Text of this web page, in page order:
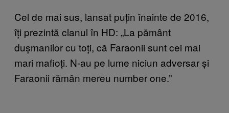
Cel de mai sus, lansat puțin înainte de 2016,
îți prezintă clanul în HD: „La pământ
dușmanilor cu toți, că Faraonii sunt cei mai
mari mafioți. N-au pe lume niciun adversar și
Faraonii rămân mereu number one.”